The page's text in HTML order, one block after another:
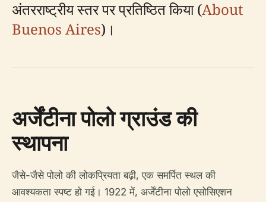
अंतरराष्ट्रीय स्तर पर प्रतिष्ठित किया (About
Buenos Aires)।
अर्जेंटीना पोलो ग्राउंड की
स्थापना
जैसे-जैसे पोलो की लोकप्रियता बढ़ी, एक समर्पित स्थल की
आवश्यकता स्पष्ट हो गई। 1922 में, अर्जेंटीना पोलो एसोसिएशन